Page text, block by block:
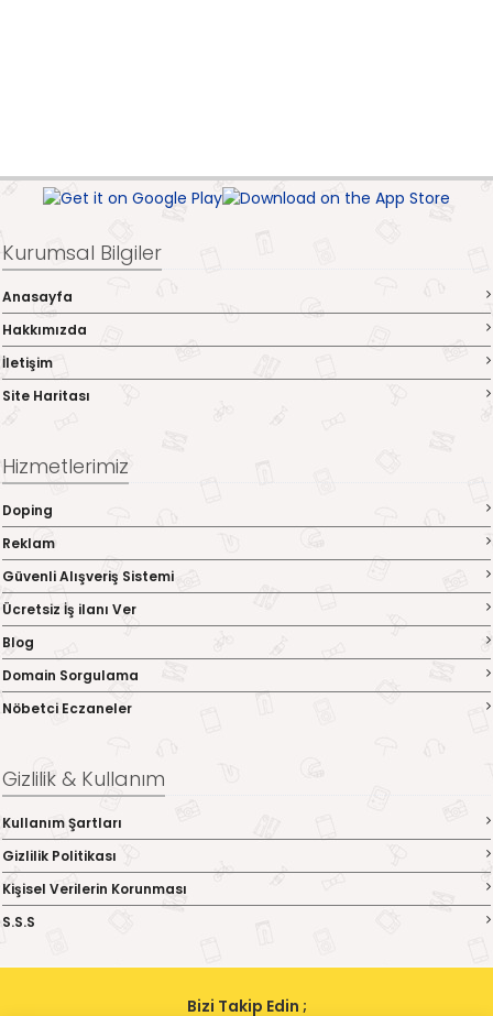
Kurumsal Bilgiler
Anasayfa
Hakkımızda
İletişim
Site Haritası
Hizmetlerimiz
Doping
Reklam
Güvenli Alışveriş Sistemi
Ücretsiz İş ilanı Ver
Blog
Domain Sorgulama
Nöbetci Eczaneler
Gizlilik & Kullanım
Kullanım Şartları
Gizlilik Politikası
Kişisel Verilerin Korunması
S.S.S
Bizi Takip Edin ;